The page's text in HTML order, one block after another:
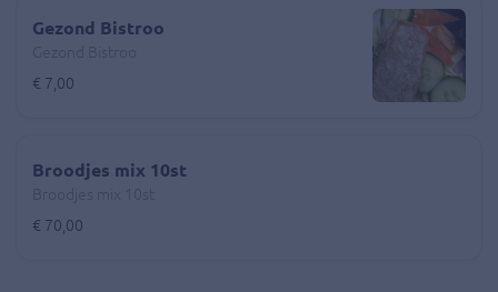
Gezond Bistroo
€ 7,00
Broodjes mix 10st
€ 70,00